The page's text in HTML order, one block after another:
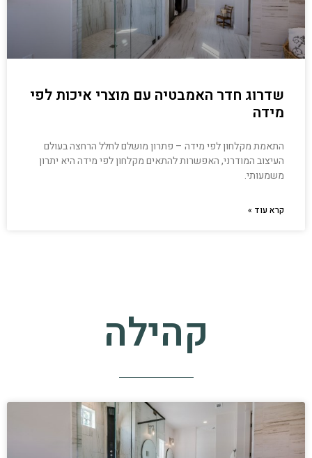
שדרוג חדר האמבטיה עם מוצרי איכות לפי
מידה
התאמת מקלחון לפי מידה – פתרון מושלם לחלל הרחצה בעולם
העיצוב המודרני, האפשרות להתאים מקלחון לפי מידה היא יתרון
משמעותי.
קרא עוד »
קהילה